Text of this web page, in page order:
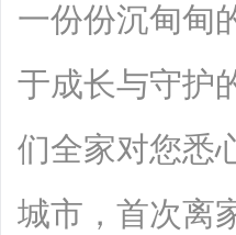
一份份沉甸甸
于成长与守护
们全家对您悉
城市，首次离